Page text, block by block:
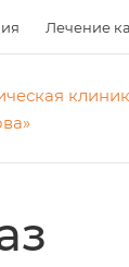
Лечение